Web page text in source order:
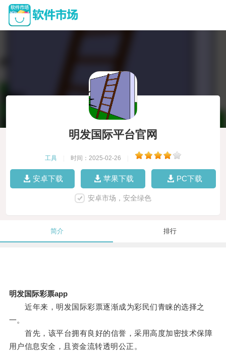
明发国际平台官网
工具 时间：2025-02-26
安卓下载 苹果下载 PC下载
安卓市场，安全绿色
简介 排行
明发国际彩票app
近年来，明发国际彩票逐渐成为彩民们青睐的选择之
一。
首先，该平台拥有良好的信誉，采用高度加密技术保障
用户信息安全，且资金流转透明公正。